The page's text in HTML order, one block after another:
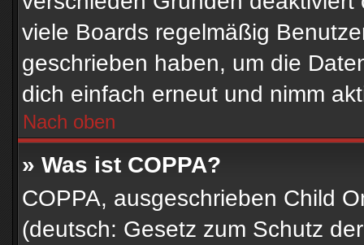
viele Boards regelmäßig
geschrieben haben, um die
dich einfach erneut und nimm
Nach oben
» Was ist COPPA?
COPPA, ausgeschrieben Child
(deutsch: Gesetz zum Schutz